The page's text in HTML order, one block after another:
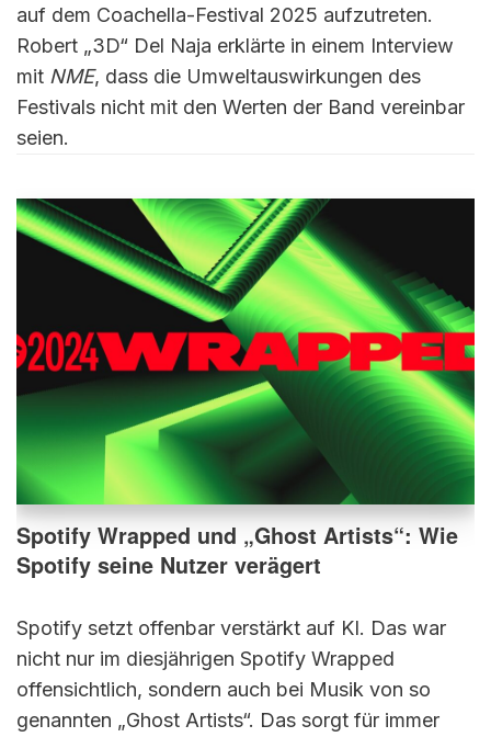
auf dem Coachella-Festival 2025 aufzutreten.
Robert „3D“ Del Naja erklärte in einem Interview
mit NME, dass die Umweltauswirkungen des
Festivals nicht mit den Werten der Band vereinbar
seien.
Spotify Wrapped und „Ghost Artists“: Wie
Spotify seine Nutzer verägert
Spotify setzt offenbar verstärkt auf KI. Das war
nicht nur im diesjährigen Spotify Wrapped
offensichtlich, sondern auch bei Musik von so
genannten „Ghost Artists“. Das sorgt für immer